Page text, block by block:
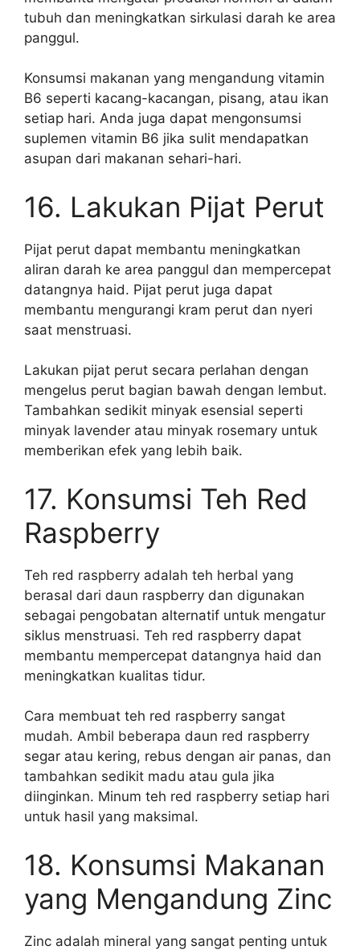
tubuh dan meningkatkan sirkulasi darah ke area
panggul.
Konsumsi makanan yang mengandung vitamin
B6 seperti kacang-kacangan, pisang, atau ikan
setiap hari. Anda juga dapat mengonsumsi
suplemen vitamin B6 jika sulit mendapatkan
asupan dari makanan sehari-hari.
16. Lakukan Pijat Perut
Pijat perut dapat membantu meningkatkan
aliran darah ke area panggul dan mempercepat
datangnya haid. Pijat perut juga dapat
membantu mengurangi kram perut dan nyeri
saat menstruasi.
Lakukan pijat perut secara perlahan dengan
mengelus perut bagian bawah dengan lembut.
Tambahkan sedikit minyak esensial seperti
minyak lavender atau minyak rosemary untuk
memberikan efek yang lebih baik.
17. Konsumsi Teh Red
Raspberry
Teh red raspberry adalah teh herbal yang
berasal dari daun raspberry dan digunakan
sebagai pengobatan alternatif untuk mengatur
siklus menstruasi. Teh red raspberry dapat
membantu mempercepat datangnya haid dan
meningkatkan kualitas tidur.
Cara membuat teh red raspberry sangat
mudah. Ambil beberapa daun red raspberry
segar atau kering, rebus dengan air panas, dan
tambahkan sedikit madu atau gula jika
diinginkan. Minum teh red raspberry setiap hari
untuk hasil yang maksimal.
18. Konsumsi Makanan
yang Mengandung Zinc
Zinc adalah mineral yang sangat penting untuk